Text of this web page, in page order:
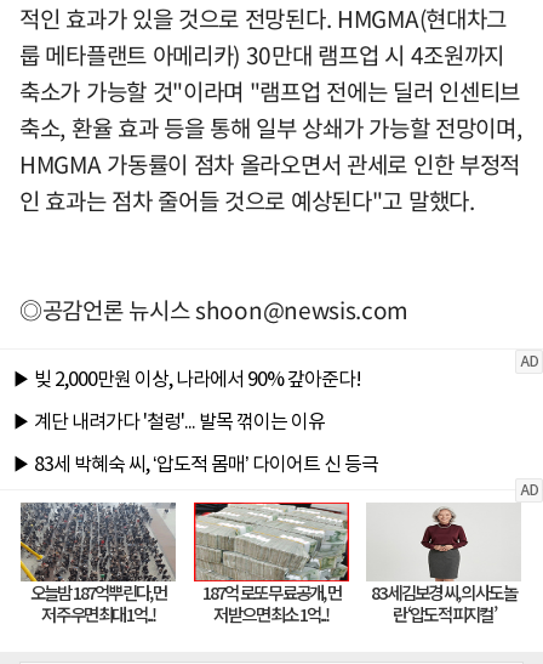
적인 효과가 있을 것으로 전망된다. HMGMA(현대차그
룹 메타플랜트 아메리카) 30만대 램프업 시 4조원까지
축소가 가능할 것"이라며 "램프업 전에는 딜러 인센티브
축소, 환율 효과 등을 통해 일부 상쇄가 가능할 전망이며,
HMGMA 가동률이 점차 올라오면서 관세로 인한 부정적
인 효과는 점차 줄어들 것으로 예상된다"고 말했다.
◎공감언론 뉴시스shoon@newsis.com